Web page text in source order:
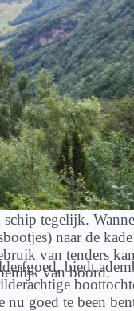
tegelijk.
naar de
van tenders
van boord.
biedt
goed te been